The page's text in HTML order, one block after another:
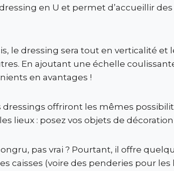
en U et permet d’accueillir
le dressing sera tout en verticalité et
En ajoutant une échelle
en avantages !
dressings offriront les mêmes
lieux : posez vos objets de
pas vrai ? Pourtant, il offre
caisses (voire des penderies pour